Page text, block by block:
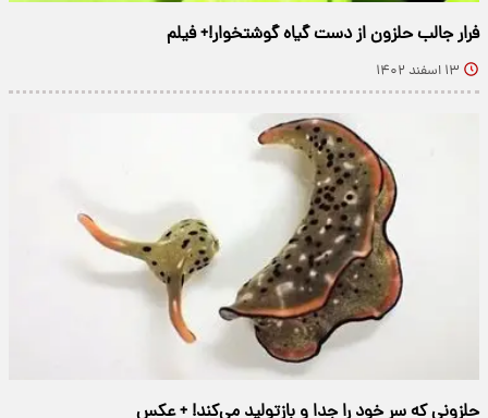
فرار جالب حلزون از دست گیاه گوشتخوار!+ فیلم
۱۳ اسفند ۱۴۰۲